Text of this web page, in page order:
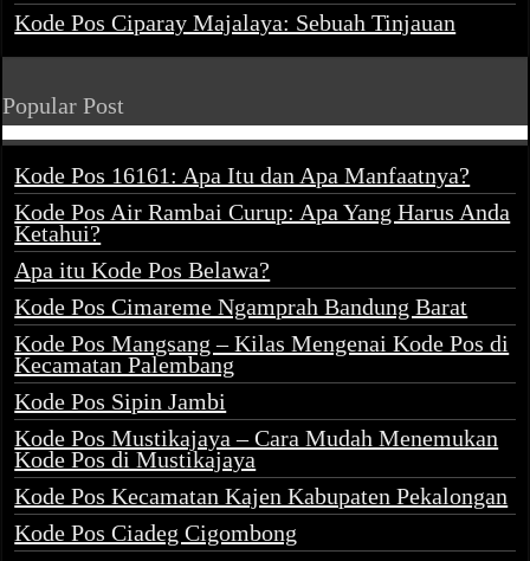
Kode Pos Ciparay Majalaya: Sebuah Tinjauan
Popular Post
Kode Pos 16161: Apa Itu dan Apa Manfaatnya?
Kode Pos Air Rambai Curup: Apa Yang Harus Anda
Ketahui?
Apa itu Kode Pos Belawa?
Kode Pos Cimareme Ngamprah Bandung Barat
Kode Pos Mangsang – Kilas Mengenai Kode Pos di
Kecamatan Palembang
Kode Pos Sipin Jambi
Kode Pos Mustikajaya – Cara Mudah Menemukan
Kode Pos di Mustikajaya
Kode Pos Kecamatan Kajen Kabupaten Pekalongan
Kode Pos Ciadeg Cigombong